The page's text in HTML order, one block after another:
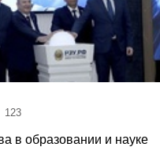
123
в образовании и науке